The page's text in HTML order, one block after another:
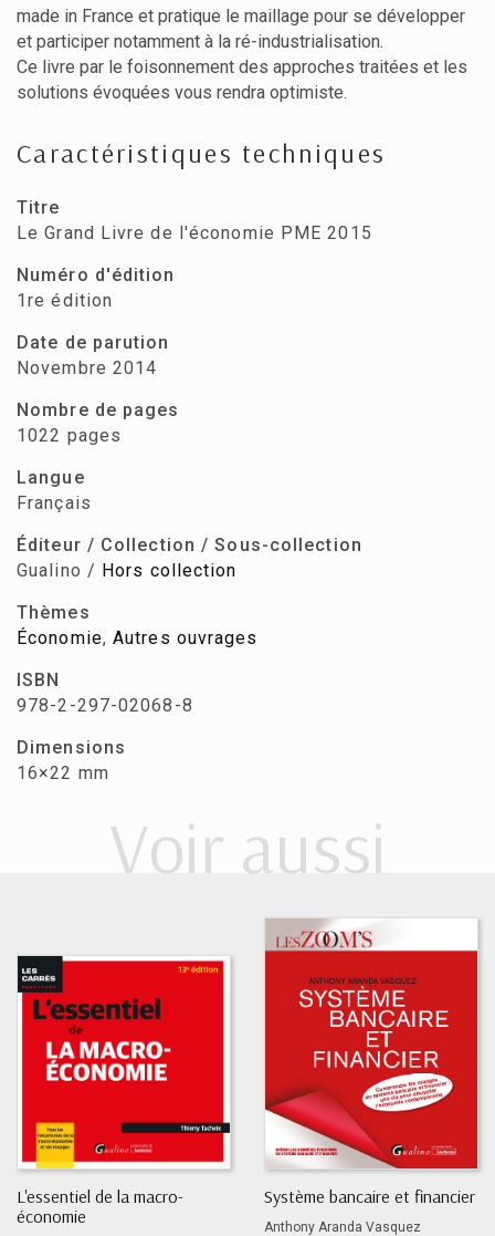
made in France et pratique le maillage pour se développer
et participer notamment à la ré-industrialisation.
Ce livre par le foisonnement des approches traitées et les
solutions évoquées vous rendra optimiste.
Caractéristiques techniques
Titre
Le Grand Livre de l'économie PME 2015
Numéro d'édition
1re édition
Date de parution
Novembre 2014
Nombre de pages
1022 pages
Langue
Français
Éditeur / Collection / Sous-collection
Gualino / Hors collection
Thèmes
Économie,Autres ouvrages
ISBN
978-2-297-02068-8
Dimensions
16×22 mm
Voir aussi
L'essentiel de la macro-
économie
Système bancaire et financier
Anthony Aranda Vasquez